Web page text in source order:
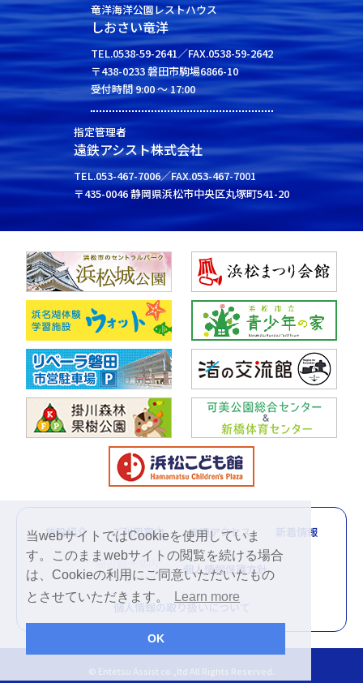
当webサイトではCookieを使用していま
す。このままwebサイトの閲覧を続ける場合
は、Cookieの利用にご同意いただいたもの
とさせていただきます。
Learn more
OK
竜洋海洋公園レストハウス
しおさい竜洋
TEL.0538-59-2641／FAX.0538-59-2642
〒438-0233 磐田市駒場6866-10
受付時間 9:00 ～ 17:00
指定管理者
遠鉄アシスト株式会社
TEL.053-467-7006／FAX.053-467-7001
〒435-0046 静岡県浜松市中央区丸塚町541-20
施設紹介 ご利用案内 交通アクセス 新着情報
周辺観光案内 個人情報保護方針
個人情報の取り扱いについて
© Entetsu Assist co.,ltd All Rights Reserved.